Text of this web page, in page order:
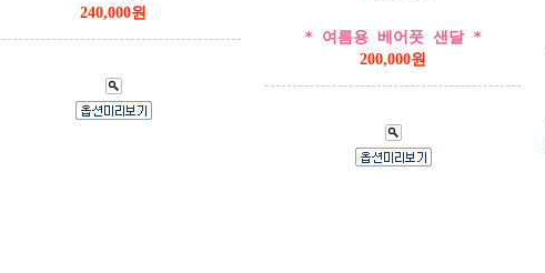
240,000원
* 여름용 베어풋 샌달 *
200,000원